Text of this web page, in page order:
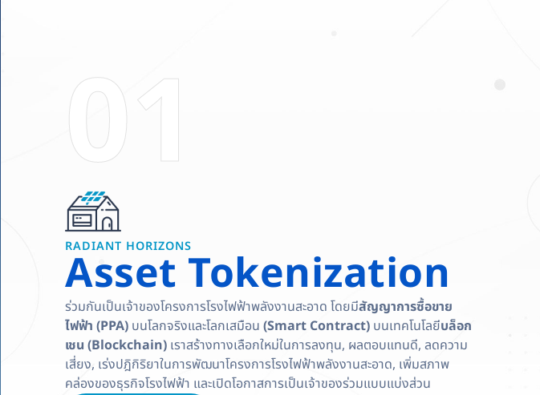
01
RADIANT HORIZONS
Asset Tokenization
ร่วมกันเป็นเจ้าของโครงการโรงไฟฟ้าพลังงานสะอาด โดยมีสัญญาการซื้อขาย
ไฟฟ้า (PPA) บนโลกจริงและโลกเสมือน (Smart Contract) บนเทคโนโลยีบล็อก
เชน (Blockchain) เราสร้างทางเลือกใหม่ในการลงทุน, ผลตอบแทนดี, ลดความ
เสี่ยง, เร่งปฎิกิริยาในการพัฒนาโครงการโรงไฟฟ้าพลังงานสะอาด, เพิ่มสภาพ
คล่องของธุรกิจโรงไฟฟ้า และเปิดโอกาสการเป็นเจ้าของร่วมแบบแบ่งส่วน